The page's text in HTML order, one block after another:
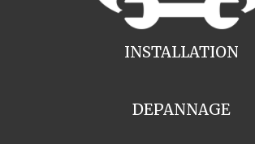
INSTALLATION
DEPANNAGE